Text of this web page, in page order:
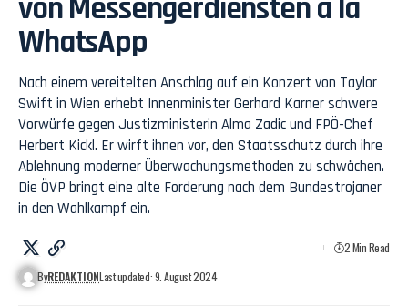
von Messengerdiensten a la
WhatsApp
Nach einem vereitelten Anschlag auf ein Konzert von Taylor
Swift in Wien erhebt Innenminister Gerhard Karner schwere
Vorwürfe gegen Justizministerin Alma Zadic und FPÖ-Chef
Herbert Kickl. Er wirft ihnen vor, den Staatsschutz durch ihre
Ablehnung moderner Überwachungsmethoden zu schwächen.
Die ÖVP bringt eine alte Forderung nach dem Bundestrojaner
in den Wahlkampf ein.
ByREDAKTIONLast updated: 9. August 2024
2 Min Read